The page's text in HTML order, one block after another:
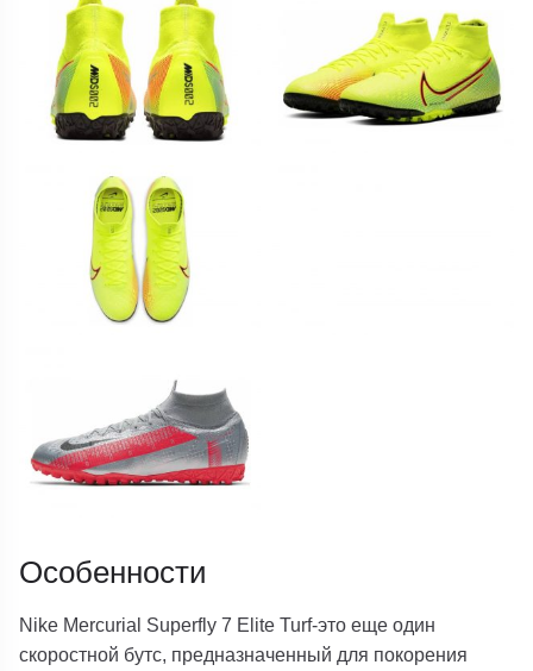
Особенности
Nike Mercurial Superfly 7 Elite Turf-это еще один
скоростной бутс, предназначенный для покорения